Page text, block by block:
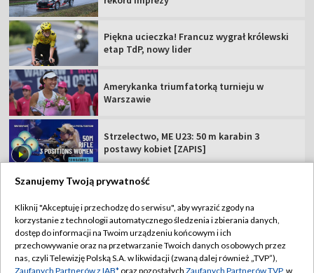
Piękna ucieczka! Francuz wygrał królewski
etap TdP, nowy lider
Amerykanka triumfatorką turnieju w
Warszawie
Strzelectwo, ME U23: 50 m karabin 3
postawy kobiet [ZAPIS]
TVP
Abonament TVP
Sklep TVP
Regulamin TVP
Polityka prywatności
Szanujemy Twoją prywatność
Kliknij "Akceptuję i przechodzę do serwisu", aby wyrazić zgody na
korzystanie z technologii automatycznego śledzenia i zbierania danych,
dostęp do informacji na Twoim urządzeniu końcowym i ich
przechowywanie oraz na przetwarzanie Twoich danych osobowych przez
nas, czyli Telewizję Polską S.A. w likwidacji (zwaną dalej również „TVP”),
Zaufanych Partnerów z IAB* oraz pozostałych Zaufanych Partnerów TVP, w